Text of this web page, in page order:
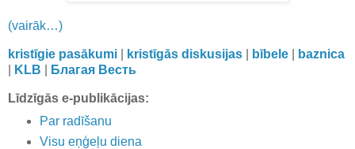
(vairāk…)
kristīgie pasākumi kristīgās diskusijas bībele
baznica
KLB Благая Весть
Līdzīgās e-publikācijas:
Par radīšanu
Visu eņģeļu diena